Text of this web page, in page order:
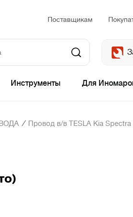
Поставщикам
Инструменты Для
/ Провод в/в TESLA Kia